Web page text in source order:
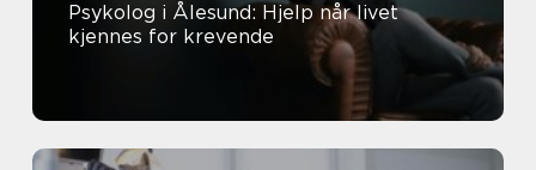
Psykolog i Ålesund: Hjelp når livet
kjennes for krevende